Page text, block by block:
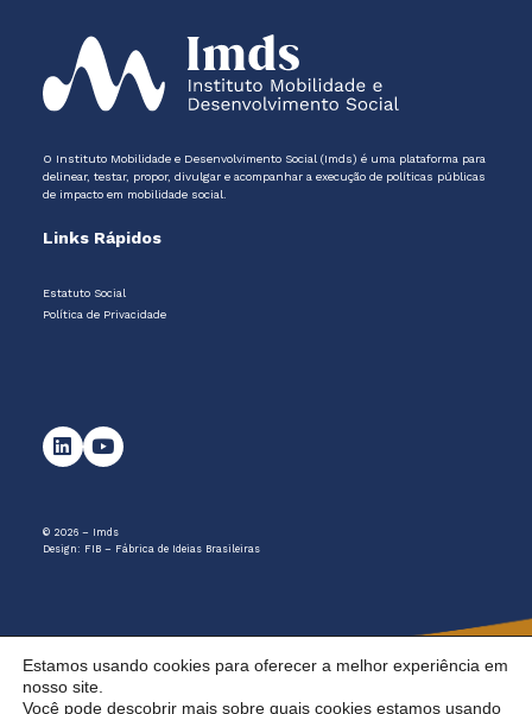
O Instituto Mobilidade e Desenvolvimento Social (Imds) é uma plataforma para
delinear, testar, propor, divulgar e acompanhar a execução de políticas públicas
de impacto em mobilidade social.
Links Rápidos
Estatuto Social
Política de Privacidade
© 2026 – Imds
Design: FIB – Fábrica de Ideias Brasileiras
Estamos usando cookies para oferecer a melhor experiência em
nosso site.
Você pode descobrir mais sobre quais cookies estamos usando